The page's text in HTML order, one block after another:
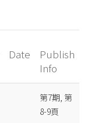
Date
Publish
Info
第7期, 第
8-9頁